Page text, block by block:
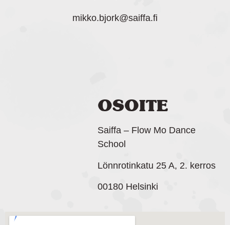
mikko.bjork@saiffa.fi
OSOITE
Saiffa – Flow Mo Dance
School
Lönnrotinkatu 25 A, 2. kerros
00180 Helsinki